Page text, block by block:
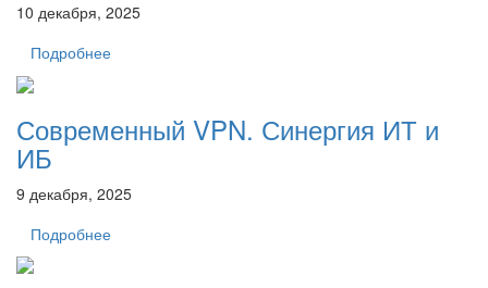
10 декабря, 2025
Подробнее
Современный VPN. Синергия ИТ и
ИБ
9 декабря, 2025
Подробнее